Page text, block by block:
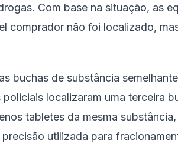
Com base na situação, as
comprador não foi localizado,
buchas de substância
localizaram uma terceira
tabletes da mesma
utilizada para